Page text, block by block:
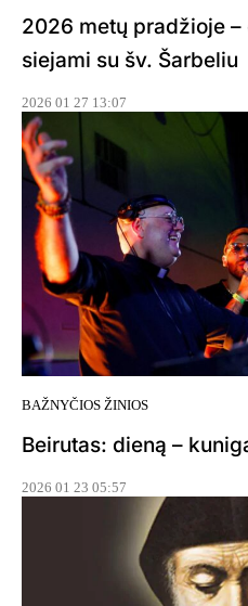
2026 metų pradžioje
siejami su šv. Šarbeliu
2026 01 27 13:07
BAŽNYČIOS ŽINIOS
Beirutas: dieną –
2026 01 23 05:57